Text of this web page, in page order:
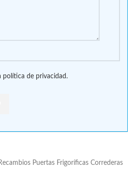
política de privacidad.
Puertas Frigoríficas Correderas